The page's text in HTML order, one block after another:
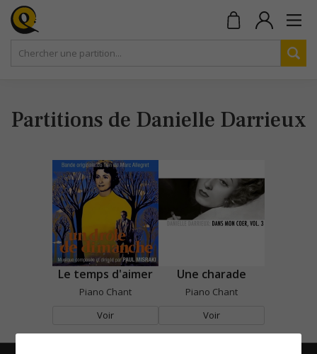
Partitions de Danielle Darrieux
Le temps d'aimer
Piano Chant
Voir
Une charade
Piano Chant
Voir